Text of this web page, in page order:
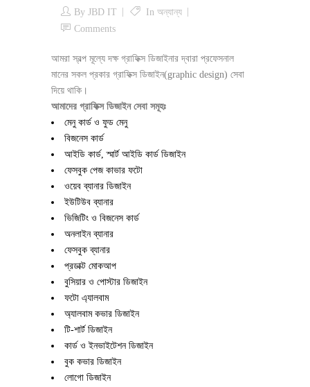
By JBD IT In অন্যান্য
Comments
আমরা স্বল্প মূল্যে দক্ষ গ্রাফিক্স ডিজাইনার দ্বারা প্রফেসনাল
মানের সকল প্রকার গ্রাফিক্স ডিজাইন(graphic design) সেবা
দিয়ে থাকি।
আমাদের গ্রাফিক্স ডিজাইন সেবা সমূহঃ
মেনু কার্ড ও ফুড মেনু
বিজনেস কার্ড
আইডি কার্ড, স্মার্ট আইডি কার্ড ডিজাইন
ফেসবুক পেজ কাভার ফটো
ওয়েব ব্যানার ডিজাইন
ইউটিউব ব্যানার
ভিজিটিং ও বিজনেস কার্ড
অনলাইন ব্যানার
ফেসবুক ব্যানার
প্রডাক্ট মোকআপ
বুসিয়ার ও পোস্টার ডিজাইন
ফটো এ্যালবাম
অ্যালবাম কভার ডিজাইন
টি-শার্ট ডিজাইন
কার্ড ও ইনভাইটেশন ডিজাইন
বুক কভার ডিজাইন
লোগো ডিজাইন